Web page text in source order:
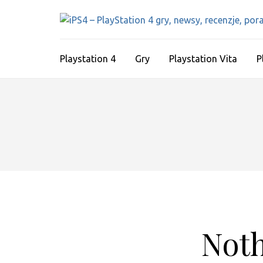
Playstation 4 Gry Playstation Vita